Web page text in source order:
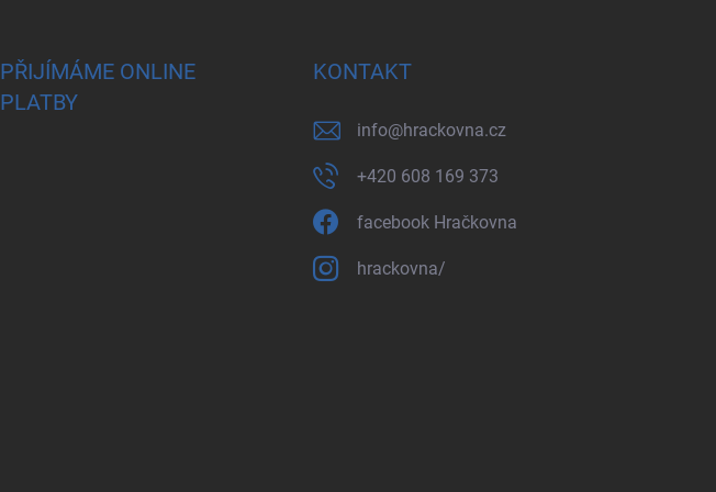
PŘIJÍMÁME ONLINE
PLATBY
KONTAKT
info@hrackovna.cz
+420 608 169 373
facebook Hračkovna
hrackovna/